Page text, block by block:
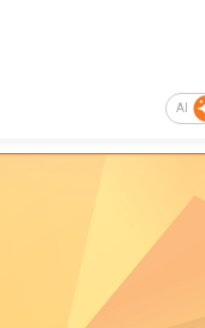
AI